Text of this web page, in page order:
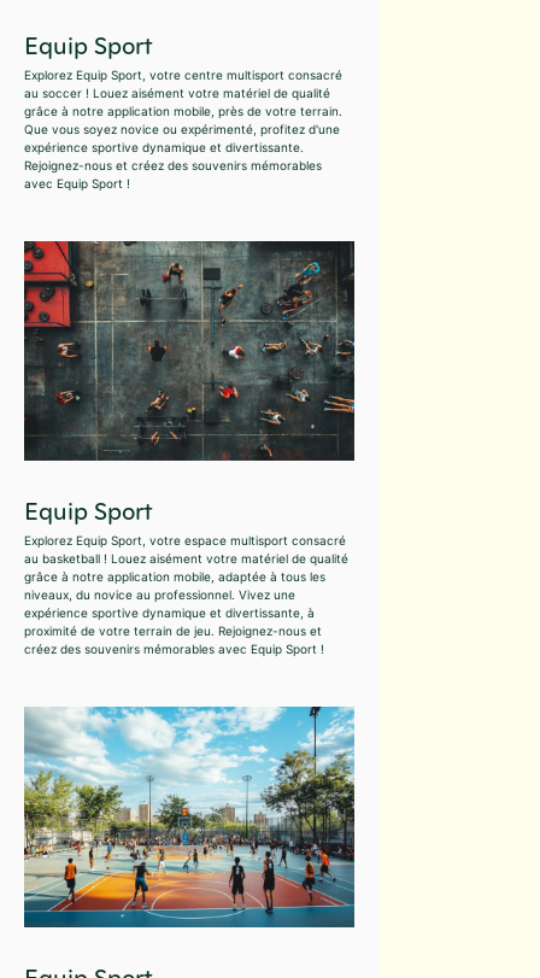
Equip Sport
Explorez Equip Sport, votre centre multisport consacré
au soccer ! Louez aisément votre matériel de qualité
grâce à notre application mobile, près de votre terrain.
Que vous soyez novice ou expérimenté, profitez d'une
expérience sportive dynamique et divertissante.
Rejoignez-nous et créez des souvenirs mémorables
avec Equip Sport !
Equip Sport
Explorez Equip Sport, votre espace multisport consacré
au basketball ! Louez aisément votre matériel de qualité
grâce à notre application mobile, adaptée à tous les
niveaux, du novice au professionnel. Vivez une
expérience sportive dynamique et divertissante, à
proximité de votre terrain de jeu. Rejoignez-nous et
créez des souvenirs mémorables avec Equip Sport !